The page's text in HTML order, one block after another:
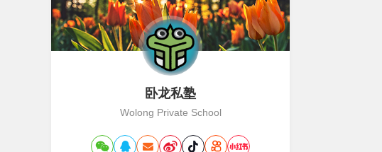
卧龙私塾
Wolong Private School